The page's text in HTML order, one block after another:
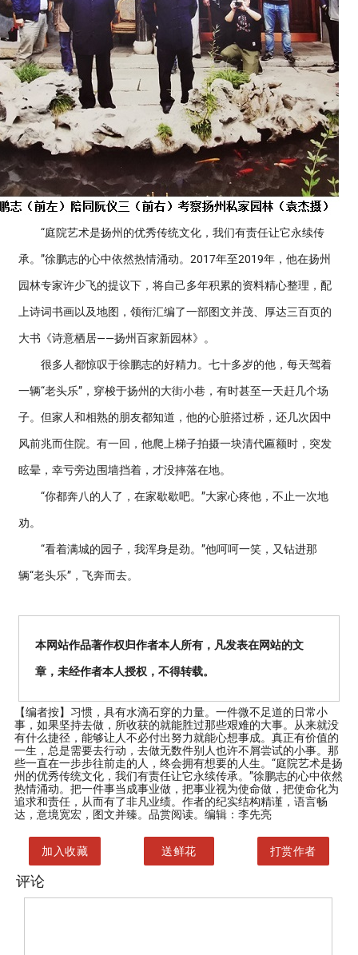
“庭院艺术是扬州的优秀传统文化，我们有责任让它永续传
承。”徐鹏志的心中依然热情涌动。2017年至2019年，他在扬州
园林专家许少飞的提议下，将自己多年积累的资料精心整理，配
上诗词书画以及地图，领衔汇编了一部图文并茂、厚达三百页的
大书《诗意栖居——扬州百家新园林》。
很多人都惊叹于徐鹏志的好精力。七十多岁的他，每天驾着
一辆“老头乐”，穿梭于扬州的大街小巷，有时甚至一天赶几个场
子。但家人和相熟的朋友都知道，他的心脏搭过桥，还几次因中
风前兆而住院。有一回，他爬上梯子拍摄一块清代匾额时，突发
眩晕，幸亏旁边围墙挡着，才没摔落在地。
“你都奔八的人了，在家歇歇吧。”大家心疼他，不止一次地
劝。
“看着满城的园子，我浑身是劲。”他呵呵一笑，又钻进那
辆“老头乐”，飞奔而去。
本网站作品著作权归作者本人所有，凡发表在网站的文
章，未经作者本人授权，不得转载。
【编者按】 习惯，具有水滴石穿的力量。一件微不足道的日常小
事，如果坚持去做，所收获的就能胜过那些艰难的大事。从来就没
有什么捷径，能够让人不必付出努力就能心想事成。真正有价值的
一生，总是需要去行动，去做无数件别人也许不屑尝试的小事。那
些一直在一步步往前走的人，终会拥有想要的人生。“庭院艺术是扬
州的优秀传统文化，我们有责任让它永续传承。”徐鹏志的心中依然
热情涌动。把一件事当成事业做，把事业视为使命做，把使命化为
追求和责任，从而有了非凡业绩。作者的纪实结构精谨，语言畅
达，意境宽宏，图文并臻。品赏阅读。编辑：李先亮
加入收藏 送鲜花 打赏作者
评论